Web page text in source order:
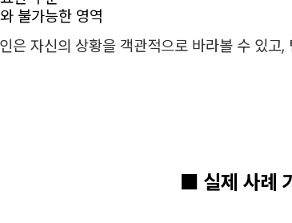
불가능한 영역
은 자신의 상황을 객관적으로 바라볼 수 있고
■ 실제 사례